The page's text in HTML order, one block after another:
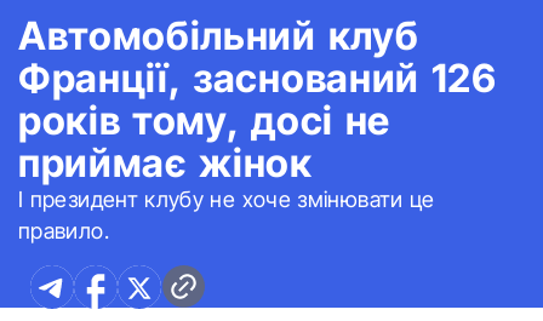
Автомобільний клуб
Франції, заснований 126
років тому, досі не
приймає жінок
І президент клубу не хоче змінювати це
правило.